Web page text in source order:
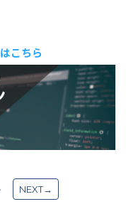
こちら
NEXT→